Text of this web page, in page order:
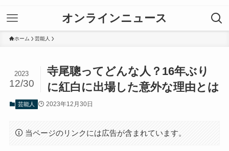
オンラインニュース
ホーム 芸能人
寺尾聰ってどんな人？16年ぶり
に紅白に出場した意外な理由とは
2023
12/30
芸能人 2023年12月30日
当ページのリンクには広告が含まれています。